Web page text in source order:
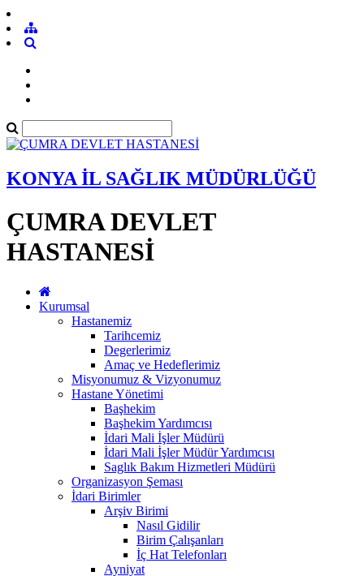
KONYA İL SAĞLIK MÜDÜRLÜĞÜ
ÇUMRA DEVLET
HASTANESİ
Kurumsal
Hastanemiz
Tarihcemiz
Degerlerimiz
Amaç ve Hedeflerimiz
Misyonumuz & Vizyonumuz
Hastane Yönetimi
Başhekim
Başhekim Yardımcısı
İdari Mali İşler Müdürü
İdari Mali İşler Müdür Yardımcısı
Saglık Bakım Hizmetleri Müdürü
Organizasyon Şeması
İdari Birimler
Arşiv Birimi
Nasıl Gidilir
Birim Çalışanları
İç Hat Telefonları
Ayniyat